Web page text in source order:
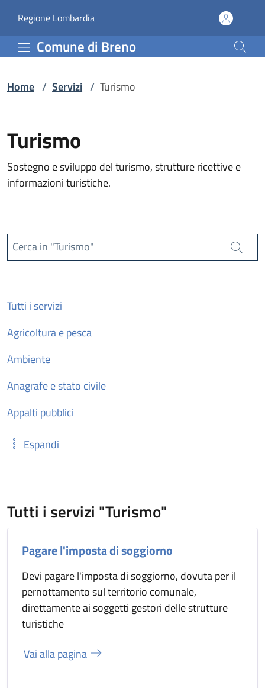
Servizi | Comune di
Regione Lombardia(apre in un'altra scheda).
Comune di Breno
Home / Servizi / Turismo
Turismo
Sostegno e sviluppo del turismo, strutture ricettive e
informazioni turistiche.
Cerca in "Turismo"
Cerca
Tutti i servizi
Agricoltura e pesca
Ambiente
Anagrafe e stato civile
Appalti pubblici
Espandi
Tutti i servizi "Turismo"
Pagare l'imposta di soggiorno
Devi pagare l'imposta di soggiorno, dovuta per il
pernottamento sul territorio comunale,
direttamente ai soggetti gestori delle strutture
turistiche
Vai alla pagina